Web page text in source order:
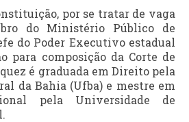
por se tratar de vaga
do Ministério Público de
do Poder Executivo estadual
para composição da Corte de
é graduada em Direito pela
da Bahia (Ufba) e mestre em
pela Universidade de